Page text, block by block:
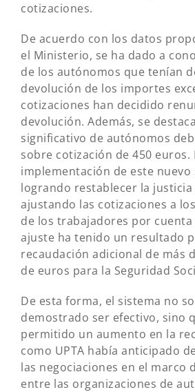
cotizaciones.
De acuerdo con los datos
el Ministerio, se ha dado a
de los autónomos que tenían
devolución de los importes
cotizaciones han decidido
devolución. Además, se
significativo de autónomos
sobre cotización de 450 euros.
implementación de este nuevo
logrando restablecer la
ajustando las cotizaciones a
de los trabajadores por cuenta
ajuste ha tenido un resultado
recaudación adicional de más
de euros para la Seguridad
De esta forma, el sistema no
demostrado ser efectivo, sino
permitido un aumento en la
como UPTA había anticipado
las negociaciones en el marco
entre las organizaciones de